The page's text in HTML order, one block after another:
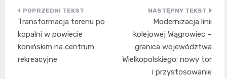
Nawigacja
wpisu
Transformacja terenu po
kopalni w powiecie
konińskim na centrum
rekreacyjne
Modernizacja linii
kolejowej Wągrowiec –
granica województwa
Wielkopolskiego: nowy tor
i przystosowanie